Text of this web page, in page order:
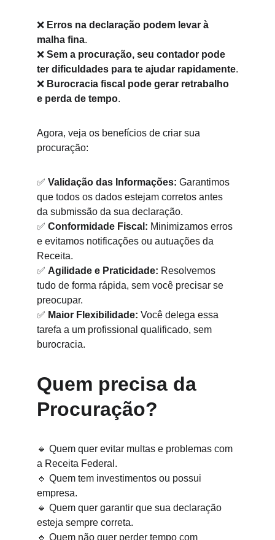
❌ Erros na declaração podem levar à
malha fina.
❌ Sem a procuração, seu contador pode
ter dificuldades para te ajudar rapidamente.
❌ Burocracia fiscal pode gerar retrabalho
e perda de tempo.
Agora, veja os benefícios de criar sua
procuração:
✅ Validação das Informações: Garantimos
que todos os dados estejam corretos antes
da submissão da sua declaração.
✅ Conformidade Fiscal: Minimizamos erros
e evitamos notificações ou autuações da
Receita.
✅ Agilidade e Praticidade: Resolvemos
tudo de forma rápida, sem você precisar se
preocupar.
✅ Maior Flexibilidade: Você delega essa
tarefa a um profissional qualificado, sem
burocracia.
Quem precisa da
Procuração?
🔹 Quem quer evitar multas e problemas com
a Receita Federal.
🔹 Quem tem investimentos ou possui
empresa.
🔹 Quem quer garantir que sua declaração
esteja sempre correta.
🔹 Quem não quer perder tempo com